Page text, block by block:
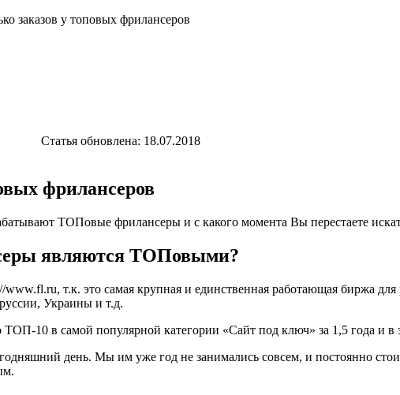
заказов у топовых фрилансеров
Статья обновлена: 18.07.2018
фрилансеров
ТОПовые фрилансеры и с какого момента Вы перестаете
являются ТОПовыми?
www.fl.ru, т.к. это самая крупная и единственная работающая биржа
Украины и т.д.
10 в самой популярной категории «Сайт под ключ» за 1,5 года и в
день. Мы им уже год не занимались совсем, и постоянно